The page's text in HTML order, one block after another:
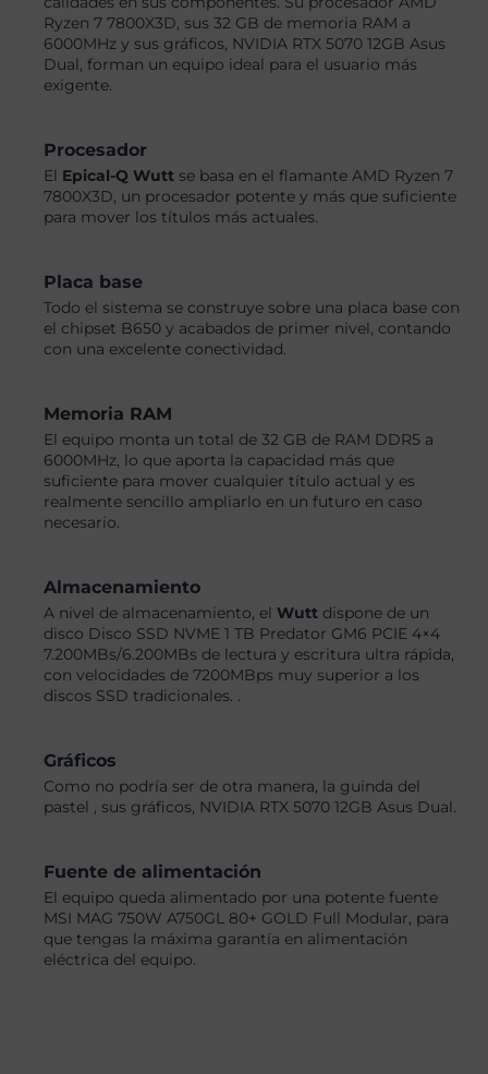
Ryzen 7 7800X3D, sus 32 GB de memoria RAM a
6000MHz y sus gráficos, NVIDIA RTX 5070 12GB Asus
Dual, forman un equipo ideal para el usuario más
exigente.
Procesador
El Epical-Q Wutt se basa en el flamante AMD Ryzen 7
7800X3D, un procesador potente y más que suficiente
para mover los títulos más actuales.
Placa base
Todo el sistema se construye sobre una placa base con
el chipset B650 y acabados de primer nivel, contando
con una excelente conectividad.
Memoria RAM
El equipo monta un total de 32 GB de RAM DDR5 a
6000MHz, lo que aporta la capacidad más que
suficiente para mover cualquier título actual y es
realmente sencillo ampliarlo en un futuro en caso
necesario.
Almacenamiento
A nivel de almacenamiento, elWutt dispone de un
disco Disco SSD NVME 1 TB Predator GM6 PCIE 4×4
7.200MBs/6.200MBs de lectura y escritura ultra rápida,
con velocidades de 7200MBps muy superior a los
discos SSD tradicionales. .
Gráficos
Como no podría ser de otra manera, la guinda del
pastel , sus gráficos, NVIDIA RTX 5070 12GB Asus Dual.
Fuente de alimentación
El equipo queda alimentado por una potente fuente
MSI MAG 750W A750GL 80+ GOLD Full Modular, para
que tengas la máxima garantía en alimentación
eléctrica del equipo.